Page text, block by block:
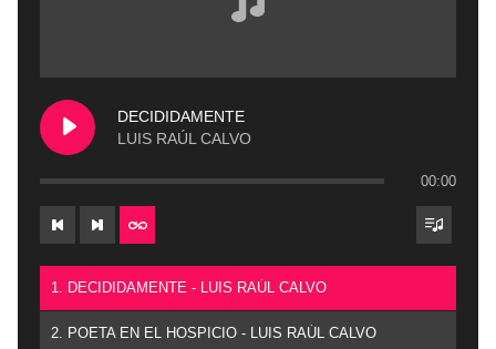
DECIDIDAMENTE
LUIS RAÚL CALVO
00:00
1. DECIDIDAMENTE - LUIS RAÚL CALVO
2. POETA EN EL HOSPICIO - LUIS RAÚL CALVO